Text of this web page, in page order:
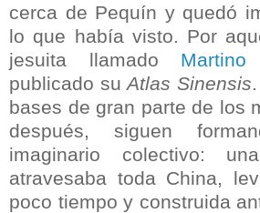
cerca de Pequín y quedó
lo que había visto. Por
jesuita llamado
publicado suAtlas Sinensis
bases de gran parte de los
después, siguen
imaginario colectivo:
atravesaba toda China,
poco tiempo y construida